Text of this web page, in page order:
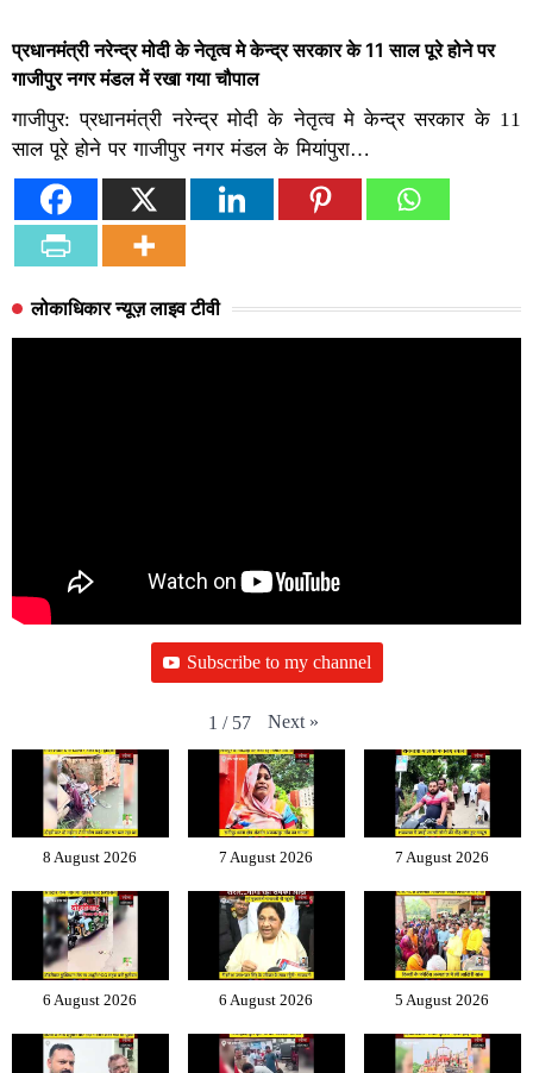
प्रधानमंत्री नरेन्द्र मोदी के नेतृत्व मे केन्द्र सरकार के 11 साल पूरे होने पर
गाजीपुर नगर मंडल में रखा गया चौपाल
गाजीपुर: प्रधानमंत्री नरेन्द्र मोदी के नेतृत्व मे केन्द्र सरकार के 11
साल पूरे होने पर गाजीपुर नगर मंडल के मियांपुरा…
लोकाधिकार न्यूज़ लाइव टीवी
Subscribe to my channel
1 / 57 Next »
8 August 2026 7 August 2026 7 August 2026
6 August 2026 6 August 2026 5 August 2026